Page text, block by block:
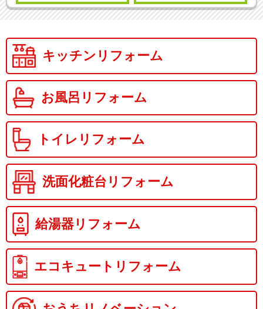
キッチンリフォーム
お風呂リフォーム
トイレリフォーム
洗面化粧台リフォーム
給湯器リフォーム
エコキュートリフォーム